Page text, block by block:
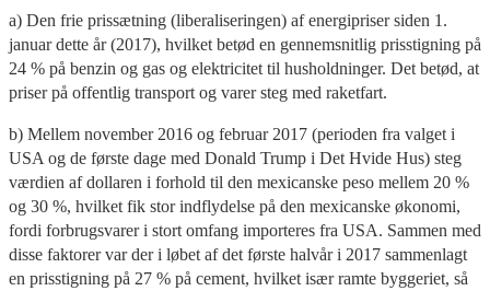
a) Den frie prissætning (liberaliseringen) af energipriser siden 1.
januar dette år (2017), hvilket betød en gennemsnitlig prisstigning på
24 % på benzin og gas og elektricitet til husholdninger. Det betød, at
priser på offentlig transport og varer steg med raketfart.
b) Mellem november 2016 og februar 2017 (perioden fra valget i
USA og de første dage med Donald Trump i Det Hvide Hus) steg
værdien af dollaren i forhold til den mexicanske peso mellem 20 %
og 30 %, hvilket fik stor indflydelse på den mexicanske økonomi,
fordi forbrugsvarer i stort omfang importeres fra USA. Sammen med
disse faktorer var der i løbet af det første halvår i 2017 sammenlagt
en prisstigning på 27 % på cement, hvilket især ramte byggeriet, så